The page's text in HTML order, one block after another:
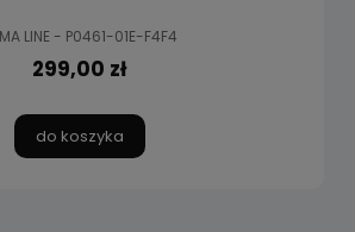
LINE - P0461-01E-F4F4
299,00 zł
do koszyka